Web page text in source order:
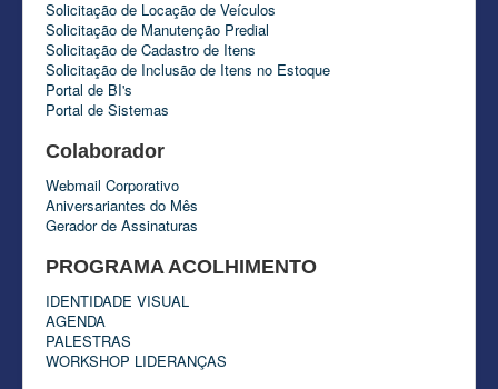
Solicitação de Locação de Veículos
Solicitação de Manutenção Predial
Solicitação de Cadastro de Itens
Solicitação de Inclusão de Itens no Estoque
Portal de BI's
Portal de Sistemas
Colaborador
Webmail Corporativo
Aniversariantes do Mês
Gerador de Assinaturas
PROGRAMA ACOLHIMENTO
IDENTIDADE VISUAL
AGENDA
PALESTRAS
WORKSHOP LIDERANÇAS